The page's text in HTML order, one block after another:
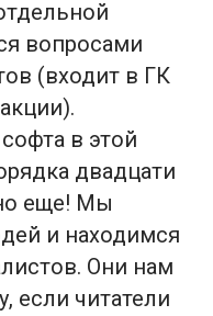
вопросами
(входит в ГК
в этой
двадцати
еще! Мы
и находимся
Они нам
если читатели